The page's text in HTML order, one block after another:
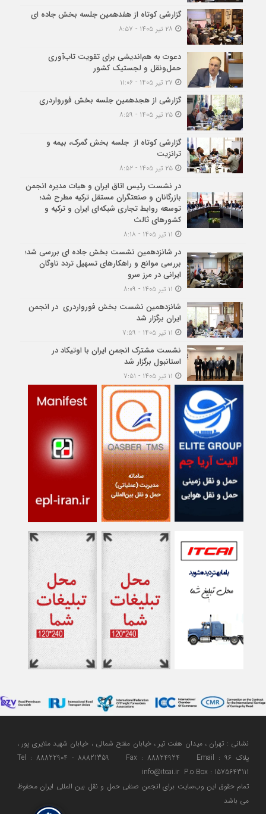
گزارشی کوتاه از هفدهمین جلسه بخش جاده ای
دعوت به هم‌اندیشی برای تقویت تاب‌آوری
حمل‌ونقل و لجستیک کشور
گزارشی از هجدهمین جلسه بخش فورواردری
۲۵ تیر ۱۴۰۵ - ۸:۵۹
گزارشی کوتاه از جلسه بخش گمرک، بیمه و
ترانزیت
۲۵ تیر ۱۴۰۵ - ۸:۵۲
در نشست رئیس اتاق ایران و هیات مدیره انجمن
بازرگانان و صنعتگران مستقل ترکیه مطرح شد؛
توسعه روابط تجاری شبکه‌ای ایران و ترکیه و
کشورهای ثالث
در شانزدهمین نشست بخش جاده ای بررسی شد؛
بررسی موانع و راهکارهای تسهیل تردد ناوگان
ایرانی در مرز سرو
شانزدهمین نشست بخش فورواردری در انجمن
ایران برگزار شد
نشست مشترک انجمن ایران با اوتیکاد در
استانبول برگزار شد
نشانی : تهران ، میدان هفت تیر ، خیابان مفتح شمالی ، خیابان شهید ملایری پور ،
پلاک 96 Tel : 88822904 - 88821359 Fax : 88824924 Email :
info@itcai.ir P.o Box : 1575643111
تمام حقوق اين وب‌سايت برای انجمن صنفی حمل و نقل بین المللی ایران محفوظ
می باشد